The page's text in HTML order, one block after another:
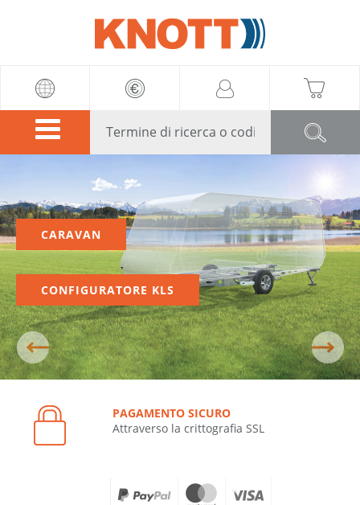
CARAVAN
CONFIGURATORE KLS
PAGAMENTO SICURO
Attraverso la crittografia SSL